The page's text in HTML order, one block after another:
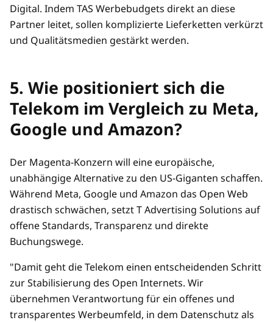
Digital. Indem TAS Werbebudgets direkt an diese
Partner leitet, sollen komplizierte Lieferketten verkürzt
und Qualitätsmedien gestärkt werden.
5. Wie positioniert sich die
Telekom im Vergleich zu Meta,
Google und Amazon?
Der Magenta-Konzern will eine europäische,
unabhängige Alternative zu den US-Giganten schaffen.
Während Meta, Google und Amazon das Open Web
drastisch schwächen, setzt T Advertising Solutions auf
offene Standards, Transparenz und direkte
Buchungswege.
"Damit geht die Telekom einen entscheidenden Schritt
zur Stabilisierung des Open Internets. Wir
übernehmen Verantwortung für ein offenes und
transparentes Werbeumfeld, in dem Datenschutz als